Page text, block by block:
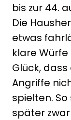
bis zur 44.
Die
etwas
klare
Glück,
Angriffe
spielten.
später zwar